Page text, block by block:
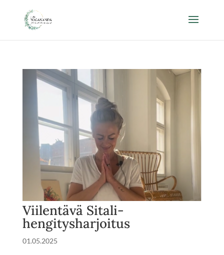
Viilentävä Sitali-
hengitysharjoitus
01.05.2025